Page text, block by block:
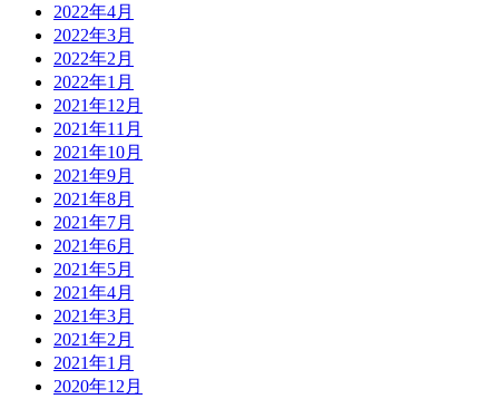
2022年4月
2022年3月
2022年2月
2022年1月
2021年12月
2021年11月
2021年10月
2021年9月
2021年8月
2021年7月
2021年6月
2021年5月
2021年4月
2021年3月
2021年2月
2021年1月
2020年12月